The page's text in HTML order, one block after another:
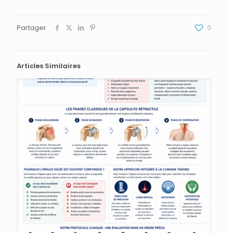
Partager 0
Articles Similaires